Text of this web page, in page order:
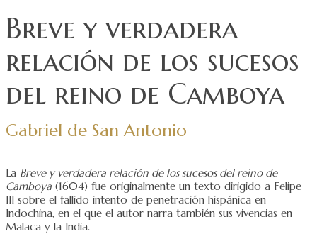
Breve y verdadera
relación de los sucesos
del reino de Camboya
Gabriel de San Antonio
La Breve y verdadera relación de los sucesos del reino de
Camboya (1604) fue originalmente un texto dirigido a Felipe
III sobre el fallido intento de penetración hispánica en
Indochina, en el que el autor narra también sus vivencias en
Malaca y la India.